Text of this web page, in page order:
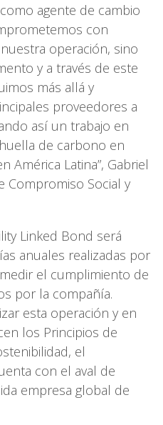
agente de cambio
con
operación, sino
y a través de este
más allá y
proveedores a
así un trabajo en
de carbono en
América Latina”, Gabriel
Compromiso Social y
Linked Bond será
anuales realizadas por
el cumplimiento de
por la compañía.
esta operación y en
los Principios de
el
con el aval de
empresa global de